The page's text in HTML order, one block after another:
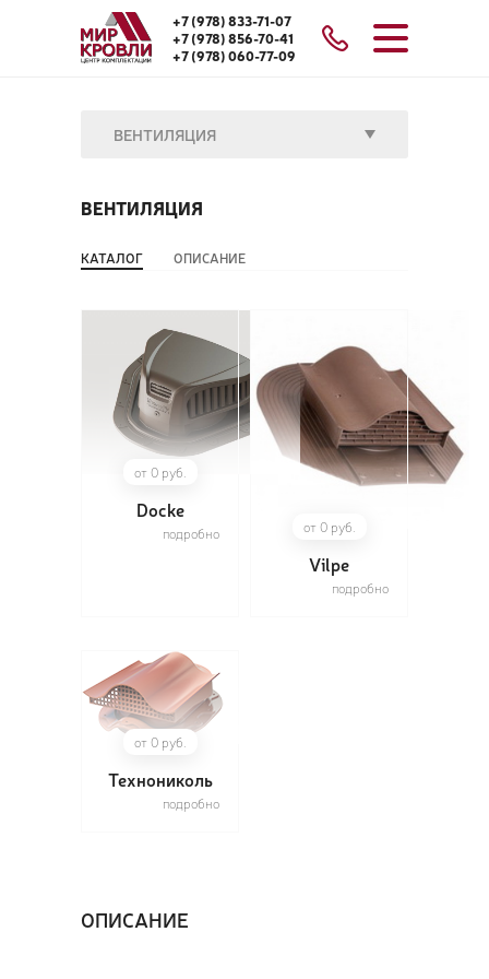
+7 (978) 833-71-07
+7 (978) 856-70-41
+7 (978) 060-77-09
ВЕНТИЛЯЦИЯ
ВЕНТИЛЯЦИЯ
КАТАЛОГ ОПИСАНИЕ
от 0 руб.
Docke
подробно от 0 руб.
Vilpe
подробно
от 0 руб.
Технониколь
подробно
ОПИСАНИЕ